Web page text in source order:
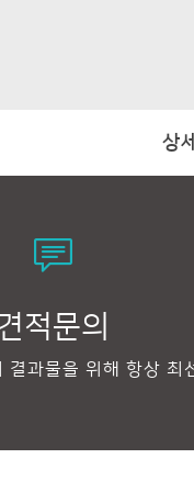
상
적문의
과물을 위해 항상 최